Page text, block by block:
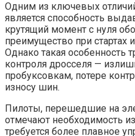
Одним из ключевых
является способность
крутящий момент с нуля
преимущество при стартах
Однако такая особенность
контроля дросселя —
пробуксовкам, потере
износу шин.
Пилоты, перешедшие на
отмечают необходимость
требуется более плавное